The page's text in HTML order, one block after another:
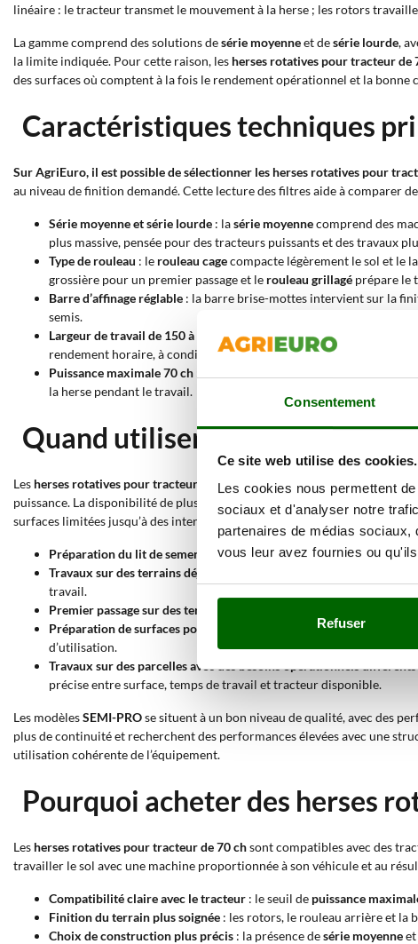
Consentement
Ce site web utilise des cookies.
Les cookies nous permettent
sociaux et d'analyser notre
partenaires de médias
vous leur avez fournies ou
Refuser
linéaire : le tracteur transmet le mouvement à la herse ; les rotors
La gamme comprend des solutions desérie moyenneet desérie lourde,
la limite indiquée. Pour cette raison, les herses rotatives pour tracteur de
des surfaces où comptent à la fois le rendement opérationnel et la
Caractéristiques techniques
Sur AgriEuro, il est possible de sélectionner les herses rotatives pour
au niveau de finition demandé. Cette lecture des filtres aide à comparer
Série moyenne et série lourde : lasérie moyennecomprend des
plus massive, pensée pour des tracteurs puissants et des travaux
Type de rouleau : le rouleau cagecompacte légèrement le sol et le
grossière pour un premier passage et le rouleau grillagé prépare le
Barre d’affinage réglable : la barre brise-mottes intervient sur la
semis.
Largeur de travail de 150 à 230 cm: cette plage permet de choisir
rendement horaire, à condition qu’elle soit cohérente avec le
Puissance maximale 70 ch
la herse pendant le travail.
Quand utiliser des herses
Les herses rotatives pour tracteur de 70 chconviennent lorsqu’un travail
puissance. La disponibilité de plusieurs rouleaux, de séries de
surfaces limitées jusqu’à des interventions plus intensives.
Préparation du lit de semences: indiquées lorsqu’il faut émietter
Travaux sur des terrains déjà labourés
: utiles après le labour
travail.
Premier passage sur des terrains plus tenaces
: lorsqu’un travail
Préparation de surfaces pour légumes
: le rouleau grillagé
d’utilisation.
Travaux sur des parcelles avec des besoins opérationnels différents
précise entre surface, temps de travail et tracteur disponible.
Les modèlesSEMI-PROse situent à un bon niveau de qualité, avec des
plus de continuité et recherchent des performances élevées avec une
utilisation cohérente de l’équipement.
Pourquoi acheter des herses
Les herses rotatives pour tracteur de 70 chsont compatibles avec des
travailler le sol avec une machine proportionnée à son véhicule et au
Compatibilité claire avec le tracteur : le seuil de puissance
Finition du terrain plus soignée : les rotors, le rouleau arrière et la
Choix de construction plus précis : la présence desérie moyenneet